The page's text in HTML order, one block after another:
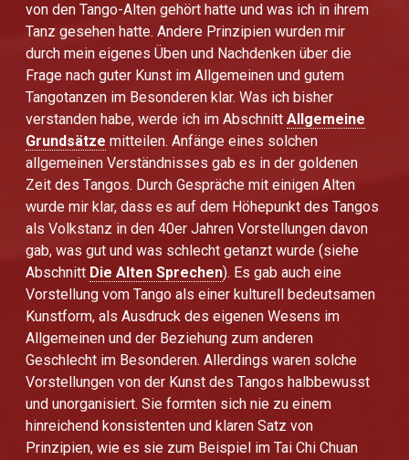
von den Tango-Alten gehört hatte und was ich in ihrem
Tanz gesehen hatte. Andere Prinzipien wurden mir
durch mein eigenes Üben und Nachdenken über die
Frage nach guter Kunst im Allgemeinen und gutem
Tangotanzen im Besonderen klar. Was ich bisher
verstanden habe, werde ich im AbschnittAllgemeine
Grundsätze mitteilen. Anfänge eines solchen
allgemeinen Verständnisses gab es in der goldenen
Zeit des Tangos. Durch Gespräche mit einigen Alten
wurde mir klar, dass es auf dem Höhepunkt des Tangos
als Volkstanz in den 40er Jahren Vorstellungen davon
gab, was gut und was schlecht getanzt wurde (siehe
Abschnitt Die Alten Sprechen). Es gab auch eine
Vorstellung vom Tango als einer kulturell bedeutsamen
Kunstform, als Ausdruck des eigenen Wesens im
Allgemeinen und der Beziehung zum anderen
Geschlecht im Besonderen. Allerdings waren solche
Vorstellungen von der Kunst des Tangos halbbewusst
und unorganisiert. Sie formten sich nie zu einem
hinreichend konsistenten und klaren Satz von
Prinzipien, wie es sie zum Beispiel im Tai Chi Chuan